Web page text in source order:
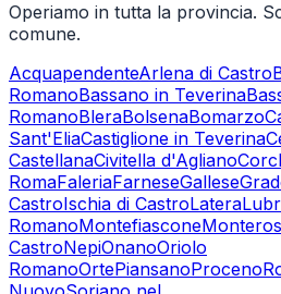
Operiamo in tutta la provincia.
comune.
AcquapendenteArlena di Castro
RomanoBassano in Teverina
RomanoBleraBolsenaBomarzo
Sant'EliaCastiglione in Teverina
CastellanaCivitella d'Agliano
RomaFaleriaFarneseGallese
CastroIschia di CastroLatera
RomanoMontefiascone
CastroNepiOnanoOriolo
RomanoOrtePiansanoProceno